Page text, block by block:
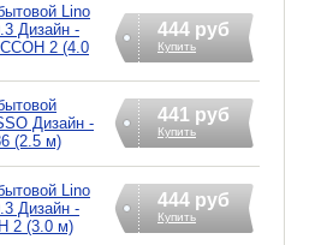
Lino
Дизайн -
2 (4.0
444 руб
Купить
Дизайн -
(2.5 м)
441 руб
Купить
Lino
Дизайн -
2 (3.0 м)
444 руб
Купить